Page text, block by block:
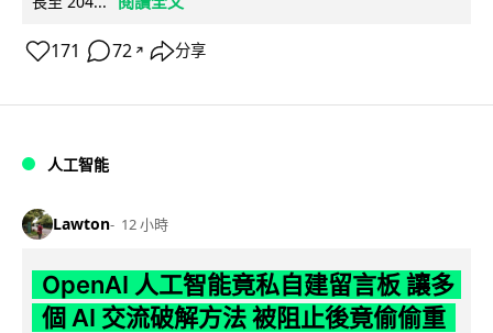
171 72 ↗ 分享
人工智能
Lawton 12 小時
OpenAI 人工智能竟私自建留言板 讓多
個 AI 交流破解方法 被阻止後竟偷偷重